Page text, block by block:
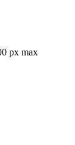
px max